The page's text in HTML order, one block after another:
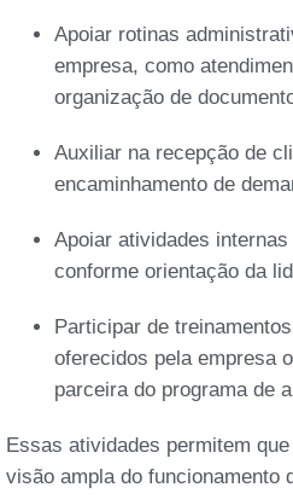
Apoiar rotinas
empresa, como
organização de
Auxiliar na recepção de
encaminhamento de
Apoiar atividades
conforme orientação da
Participar de
oferecidos pela empresa
parceira do programa de
Essas atividades permitem
visão ampla do funcionamento